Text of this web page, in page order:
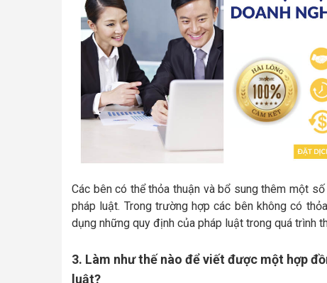
Các bên có thể thỏa thuận và bổ sung thêm một
pháp luật. Trong trường hợp các bên không có
dụng những quy định của pháp luật trong quá trình
3. Làm như thế nào để viết được một hợp
luật?